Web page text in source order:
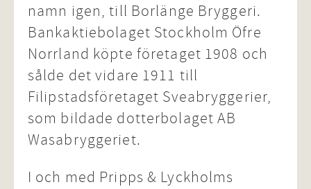
namn igen, till Borlänge Bryggeri.
Bankaktiebolaget Stockholm Öfre
Norrland köpte företaget 1908 och
sålde det vidare 1911 till
Filipstadsföretaget Sveabryggerier,
som bildade dotterbolaget AB
Wasabryggeriet.
I och med Pripps & Lyckholms